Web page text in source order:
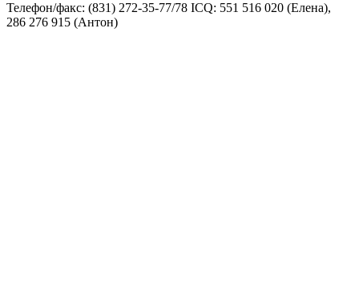
Телефон/факс: (831) 272-35-77/78 ICQ: 551 516 020 (Елена),
286 276 915 (Антон)